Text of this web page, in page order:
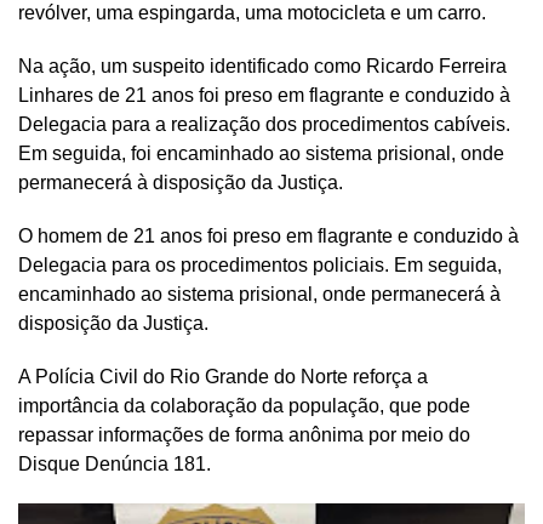
revólver, uma espingarda, uma motocicleta e um carro.
Na ação, um suspeito identificado como Ricardo Ferreira
Linhares de 21 anos foi preso em flagrante e conduzido à
Delegacia para a realização dos procedimentos cabíveis.
Em seguida, foi encaminhado ao sistema prisional, onde
permanecerá à disposição da Justiça.
O homem de 21 anos foi preso em flagrante e conduzido à
Delegacia para os procedimentos policiais. Em seguida,
encaminhado ao sistema prisional, onde permanecerá à
disposição da Justiça.
A Polícia Civil do Rio Grande do Norte reforça a
importância da colaboração da população, que pode
repassar informações de forma anônima por meio do
Disque Denúncia 181.